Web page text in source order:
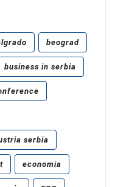
beograd
business in serbia
serbia
economia